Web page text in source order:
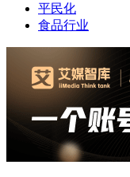
平民化
食品行业